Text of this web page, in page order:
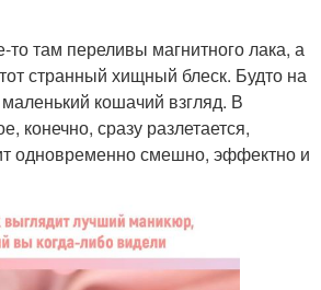
то там переливы магнитного лака, а
странный хищный блеск. Будто на
кошачий взгляд. В
конечно, сразу разлетается,
одновременно смешно, эффектно и